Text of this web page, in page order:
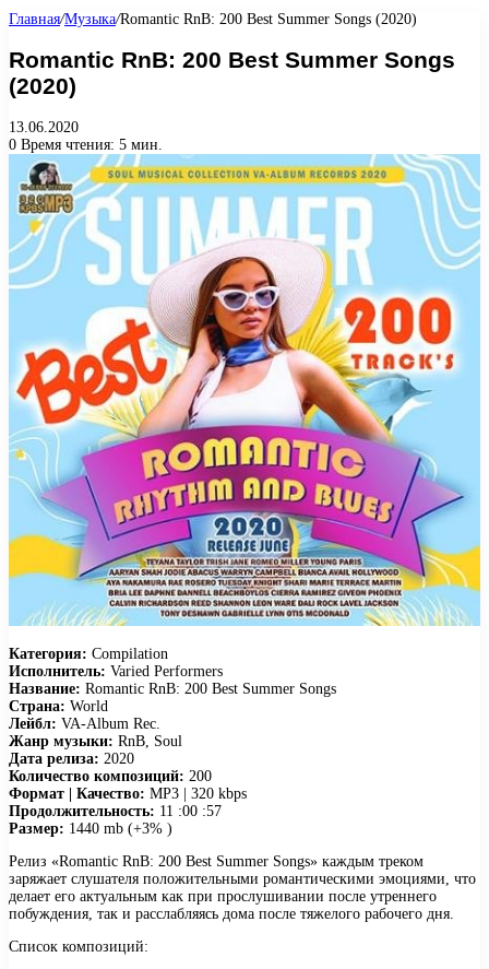
Главная/Музыка/Romantic RnB: 200 Best Summer Songs (2020)
Romantic RnB: 200 Best Summer Songs
(2020)
13.06.2020
0 Время чтения: 5 мин.
Категория: Compilation
Исполнитель: Varied Performers
Название: Romantic RnB: 200 Best Summer Songs
Страна: World
Лейбл: VA-Album Rec.
Жанр музыки: RnB, Soul
Дата релиза: 2020
Количество композиций: 200
Формат | Качество: MP3 | 320 kbps
Продолжительность: 11 :00 :57
Размер: 1440 mb (+3% )
Релиз «Romantic RnB: 200 Best Summer Songs» каждым треком
заряжает слушателя положительными романтическими эмоциями, что
делает его актуальным как при прослушивании после утреннего
побуждения, так и расслабляясь дома после тяжелого рабочего дня.
Список композиций: